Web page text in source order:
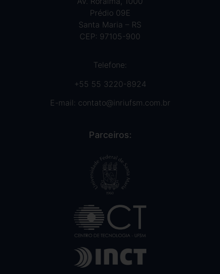
Prédio 09E
Santa Maria – RS
CEP: 97105-900
Telefone:
+55 55 3220-8924
E-mail: contato@inriufsm.com.br
Parceiros: